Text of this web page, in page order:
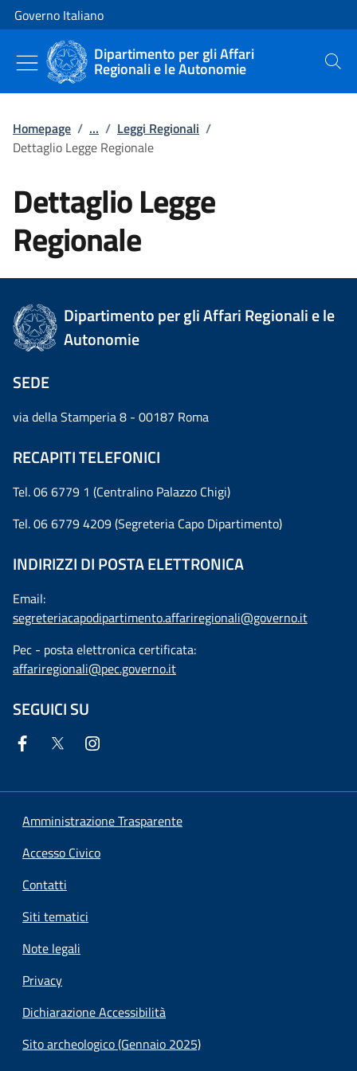
Vai al contenuto
Vai alla navigazione del sito
Governo Italiano
Dipartimento per gli Affari
Regionali e le Autonomie Cerca
Homepage / ... / Leggi Regionali /
Dettaglio Legge Regionale
Dettaglio Legge
Regionale
Dipartimento per gli Affari Regionali e le
Autonomie
SEDE
via della Stamperia 8 - 00187 Roma
RECAPITI TELEFONICI
Tel. 06 6779 1 (Centralino Palazzo Chigi)
Tel. 06 6779 4209 (Segreteria Capo Dipartimento)
INDIRIZZI DI POSTA ELETTRONICA
Email:
segreteriacapodipartimento.affariregionali@governo.it
Pec - posta elettronica certificata:
affariregionali@pec.governo.it
SEGUICI SU
Amministrazione Trasparente
Accesso Civico
Contatti
Siti tematici
Note legali
Privacy
Dichiarazione Accessibilità
Sito archeologico (Gennaio 2025)